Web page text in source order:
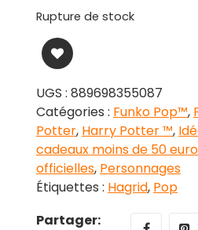
Rupture de stock
UGS : 889698355087
Catégories : Funko Pop™,
Potter, Harry Potter ™,
cadeaux moins de 50
officielles, Personnages
Étiquettes : Hagrid, Pop
Partager: